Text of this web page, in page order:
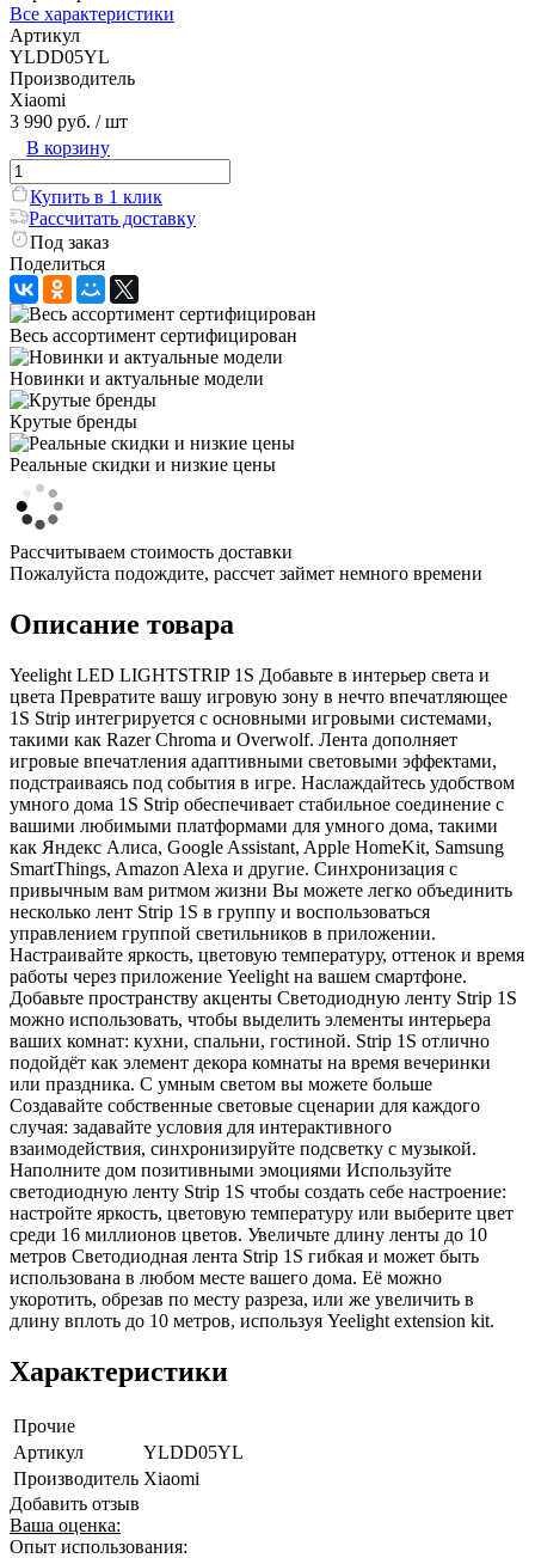
Все характеристики
Артикул
YLDD05YL
Производитель
Xiaomi
3 990 руб. / шт
В корзину
Купить в 1 клик
Рассчитать доставку
Под заказ
Поделиться
Весь ассортимент сертифицирован
Новинки и актуальные модели
Крутые бренды
Реальные скидки и низкие цены
Рассчитываем стоимость доставки
Пожалуйста подождите, рассчет займет немного времени
Описание товара
Yeelight LED LIGHTSTRIP 1S Добавьте в интерьер света и
цвета Превратите вашу игровую зону в нечто впечатляющее
1S Strip интегрируется с основными игровыми системами,
такими как Razer Chroma и Overwolf. Лента дополняет
игровые впечатления адаптивными световыми эффектами,
подстраиваясь под события в игре. Наслаждайтесь удобством
умного дома 1S Strip обеспечивает стабильное соединение с
вашими любимыми платформами для умного дома, такими
как Яндекс Алиса, Google Assistant, Apple HomeKit, Samsung
SmartThings, Amazon Alexa и другие. Синхронизация с
привычным вам ритмом жизни Вы можете легко объединить
несколько лент Strip 1S в группу и воспользоваться
управлением группой светильников в приложении.
Настраивайте яркость, цветовую температуру, оттенок и время
работы через приложение Yeelight на вашем смартфоне.
Добавьте пространству акценты Светодиодную ленту Strip 1S
можно использовать, чтобы выделить элементы интерьера
ваших комнат: кухни, спальни, гостиной. Strip 1S отлично
подойдёт как элемент декора комнаты на время вечеринки
или праздника. С умным светом вы можете больше
Создавайте собственные световые сценарии для каждого
случая: задавайте условия для интерактивного
взаимодействия, синхронизируйте подсветку с музыкой.
Наполните дом позитивными эмоциями Используйте
светодиодную ленту Strip 1S чтобы создать себе настроение:
настройте яркость, цветовую температуру или выберите цвет
среди 16 миллионов цветов. Увеличьте длину ленты до 10
метров Светодиодная лента Strip 1S гибкая и может быть
использована в любом месте вашего дома. Её можно
укоротить, обрезав по месту разреза, или же увеличить в
длину вплоть до 10 метров, используя Yeelight extension kit.
Характеристики
Прочие
Артикул
YLDD05YL
Производитель Xiaomi
Добавить отзыв
Ваша оценка:
Опыт использования: